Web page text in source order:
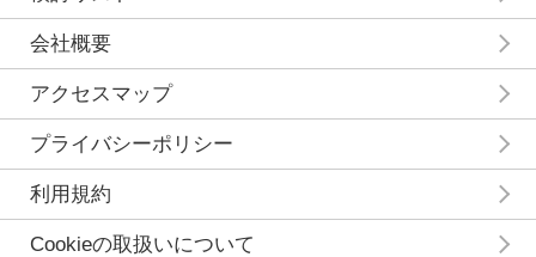
会社概要
アクセスマップ
プライバシーポリシー
利用規約
Cookieの取扱いについて